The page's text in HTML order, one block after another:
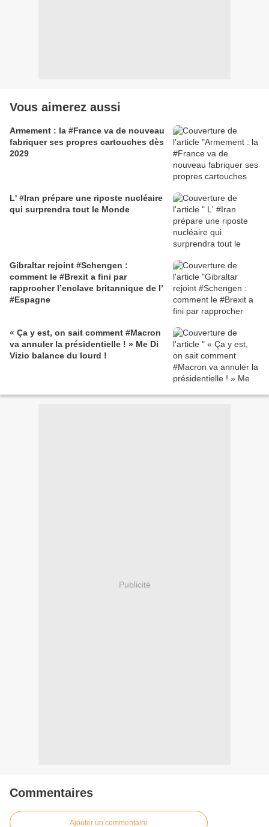
Vous aimerez aussi
Armement : la #France va de nouveau
fabriquer ses propres cartouches dès
2029
L' #Iran prépare une riposte nucléaire
qui surprendra tout le Monde
Gibraltar rejoint #Schengen :
comment le #Brexit a fini par
rapprocher l’enclave britannique de l’
#Espagne
« Ça y est, on sait comment #Macron
va annuler la présidentielle ! » Me Di
Vizio balance du lourd !
Publicité
Commentaires
Ajouter un commentaire